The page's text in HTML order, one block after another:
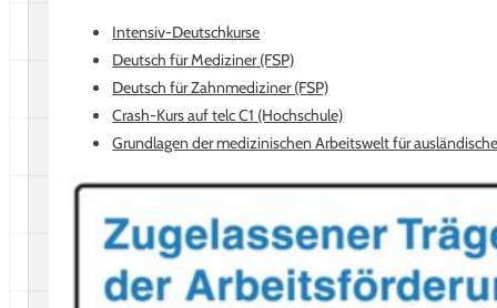
Bewertungen auf ProvenExpert.com
05.08.2025
Profil ansehen
Intensiv-Deutschkurse
Deutsch für Mediziner (FSP)
Deutsch für Zahnmediziner (FSP)
Crash-Kurs auf telc C1 (Hochschule)
Grundlagen der medizinischen Arbeitswelt für